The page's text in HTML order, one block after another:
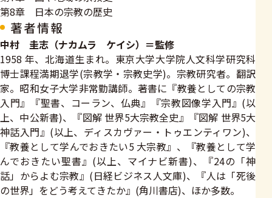
第8章 日本の宗教の歴史
著者情報
中村 圭志（ナカムラ ケイシ）＝監修
1958 年、北海道生まれ。東京大学大学院人文科学研究科
博士課程満期退学(宗教学・宗教史学)。宗教研究者。翻訳
家。昭和女子大学非常勤講師。著書に『教養としての宗教
入門』『聖書、コーラン、仏典』『宗教図像学入門』(以
上、中公新書)、『図解 世界5大宗教全史』『図解 世界5大
神話入門』(以上、ディスカヴァー・トゥエンティワン)、
『教養として学んでおきたい5 大宗教』、『教養として学
んでおきたい聖書』(以上、マイナビ新書)、『24の「神
話」からよむ宗教』(日経ビジネス人文庫)、『人は「死後
の世界」をどう考えてきたか』(角川書店)、ほか多数。